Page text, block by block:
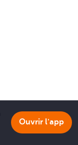
Ouvrir l'app